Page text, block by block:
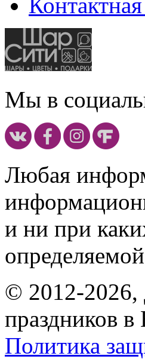
Мы в
Любая
и ни при
© 2012-2026,
праздников в
Политика